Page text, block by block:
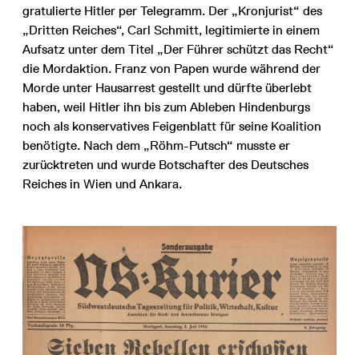
gratulierte Hitler per Telegramm. Der „Kronjurist“ des
„Dritten Reiches“, Carl Schmitt, legitimierte in einem
Aufsatz unter dem Titel „Der Führer schützt das Recht“
die Mordaktion. Franz von Papen wurde während der
Morde unter Hausarrest gestellt und dürfte überlebt
haben, weil Hitler ihn bis zum Ableben Hindenburgs
noch als konservatives Feigenblatt für seine Koalition
benötigte. Nach dem „Röhm-Putsch“ musste er
zurücktreten und wurde Botschafter des Deutsches
Reiches in Wien und Ankara.